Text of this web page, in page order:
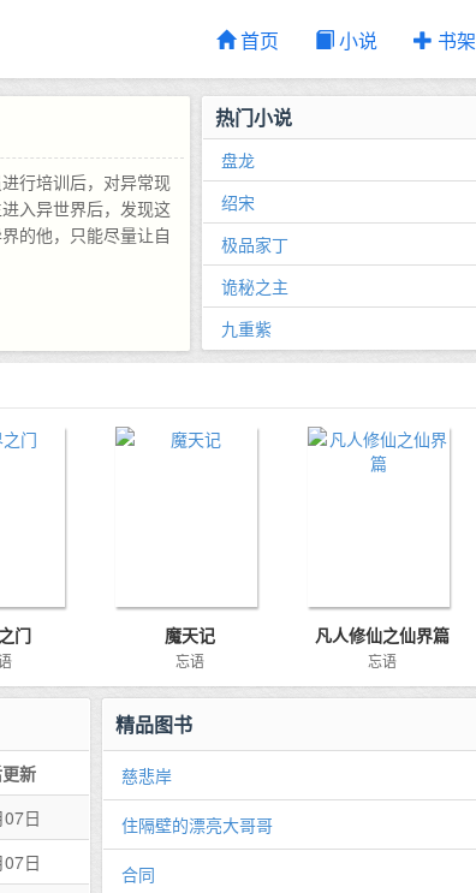
首页 小说 书架
行培训后，对异常现
入异世界后，发现这
的他，只能尽量让自
热门小说
盘龙
绍宋
极品家丁
诡秘之主
九重紫
门 魔天记
忘语
凡人修仙之仙界篇
忘语
新
日
日
精品图书
慈悲岸
住隔壁的漂亮大哥哥
合同